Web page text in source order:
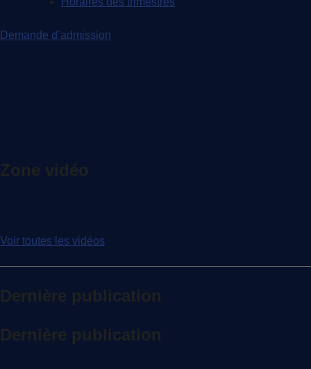
Demande d’admission
Zone vidéo
Voir toutes les vidéos
Dernière publication
Dernière publication